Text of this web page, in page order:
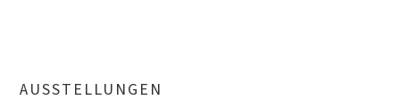
AUSSTELLUNGEN